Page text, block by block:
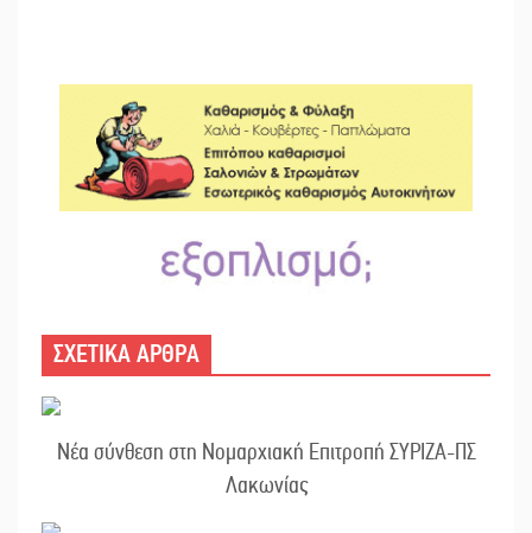
ΣΧΕΤΙΚΑ ΑΡΘΡΑ
Νέα σύνθεση στη Νομαρχιακή Επιτροπή ΣΥΡΙΖΑ-ΠΣ
Λακωνίας